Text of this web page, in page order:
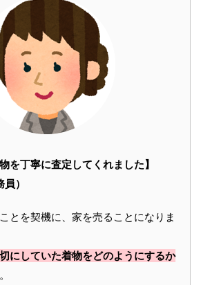
を丁寧に査定してくれました】
）
とを契機に、家を売ることになりま
にしていた着物をどのようにするか